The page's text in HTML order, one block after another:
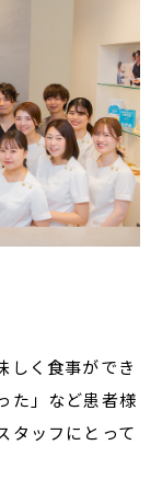
しく食事ができ
た」など患者様
タッフにとって